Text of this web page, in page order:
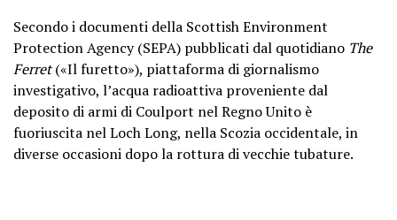
Secondo i documenti della Scottish Environment
Protection Agency (SEPA) pubblicati dal quotidiano The
Ferret(«Il furetto»), piattaforma di giornalismo
investigativo, l’acqua radioattiva proveniente dal
deposito di armi di Coulport nel Regno Unito è
fuoriuscita nel Loch Long, nella Scozia occidentale, in
diverse occasioni dopo la rottura di vecchie tubature.